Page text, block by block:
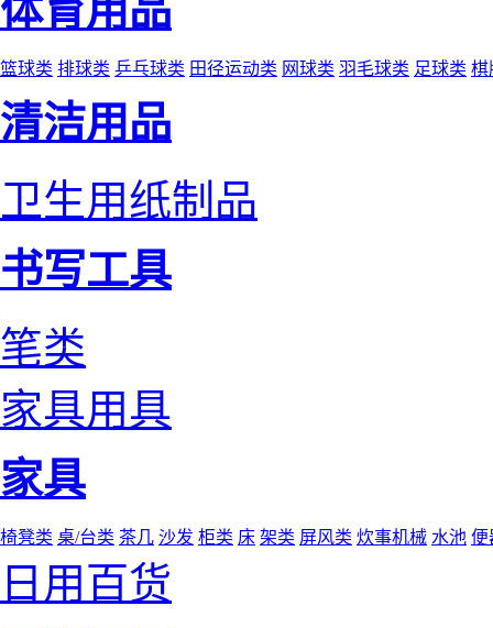
体育用品
篮球类 排球类 乒乓球类 田径运动类 网球类 羽毛球类 足球类 棋
清洁用品
卫生用纸制品
书写工具
笔类
家具用具
家具
椅凳类 桌/台类 茶几 沙发 柜类 床 架类 屏风类 炊事机械 水池 便
日用百货